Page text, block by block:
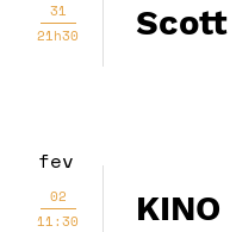
31
21h30
fev
02
11:30
KINO